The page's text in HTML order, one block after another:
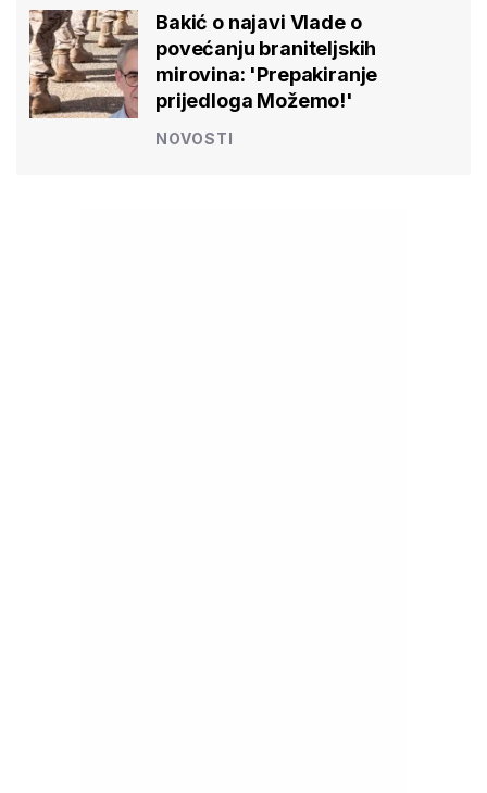
Bakić o najavi Vlade o
povećanju braniteljskih
mirovina: 'Prepakiranje
prijedloga Možemo!'
NOVOSTI